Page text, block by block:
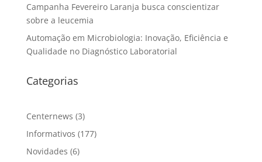
Campanha Fevereiro Laranja busca conscientizar
sobre a leucemia
Automação em Microbiologia: Inovação, Eficiência e
Qualidade no Diagnóstico Laboratorial
Categorias
Centernews (3)
Informativos (177)
Novidades (6)